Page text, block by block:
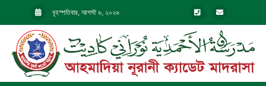
বৃহস্পতিবার, আগস্ট ৬, ২০২৬